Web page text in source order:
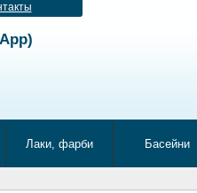
Лаки, фарби Басейни